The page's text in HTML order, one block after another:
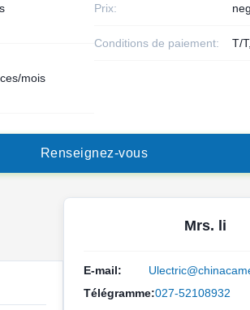
Prix:
Conditions de paiement: T/
mois
Renseignez-vous
Mrs. li
E-mail:
Télégramme:027-52108932